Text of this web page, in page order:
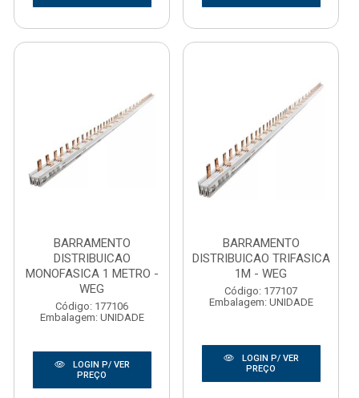
BARRAMENTO
DISTRIBUICAO
MONOFASICA 1 METRO -
WEG
Código: 177106
Embalagem: UNIDADE
LOGIN P/ VER
PREÇO
BARRAMENTO
DISTRIBUICAO TRIFASICA
1M - WEG
Código: 177107
Embalagem: UNIDADE
LOGIN P/ VER
PREÇO